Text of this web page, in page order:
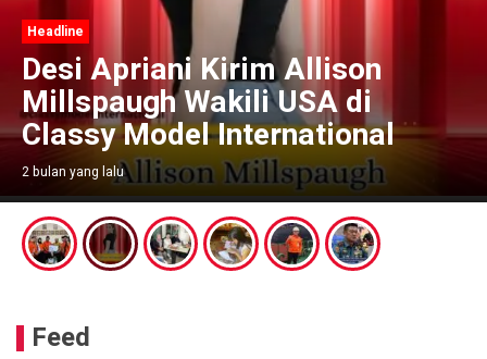
Headline
Desi Apriani Kirim Allison
Millspaugh Wakili USA di
Classy Model International
2 bulan yang lalu
Feed